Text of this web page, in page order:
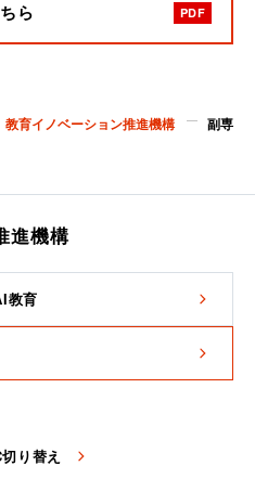
ら PDF
教育イノベーション推進機構
副専
進機構
教育
り替え